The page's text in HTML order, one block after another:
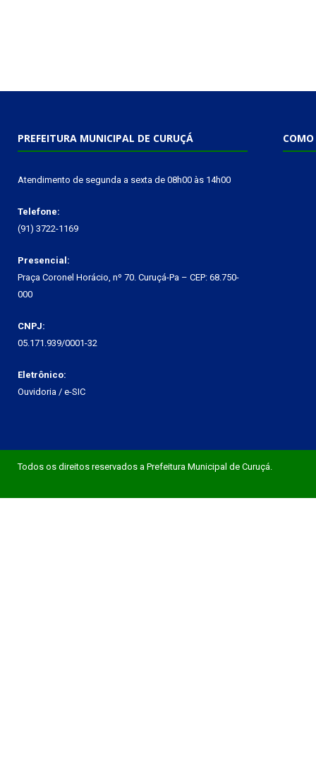
PREFEITURA MUNICIPAL DE CURUÇÁ
Atendimento de segunda a sexta de 08h00 às 14h00
Telefone:
(91) 3722-1169
Presencial:
Praça Coronel Horácio, nº 70. Curuçá-Pa – CEP: 68.750-
000
CNPJ:
05.171.939/0001-32
Eletrônico:
Ouvidoria / e-SIC
COMO
Todos os direitos reservados a Prefeitura Municipal de Curuçá.